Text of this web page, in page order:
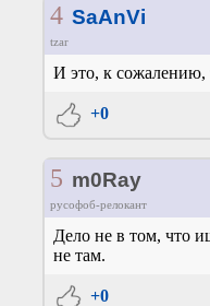
4 SaAnVi
tzar
И это, к сожалению,
+0
5 m0Ray
русофоб-релокант
Дело не в том, что
не там.
+0